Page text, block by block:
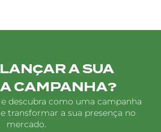
A SUA
CAMPANHA?
descubra como uma campanha
transformar a sua presença no
mercado.